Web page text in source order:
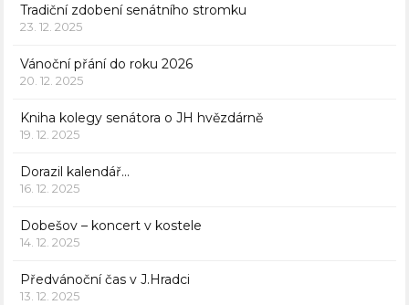
Tradiční zdobení senátního stromku
23. 12. 2025
Vánoční přání do roku 2026
20. 12. 2025
Kniha kolegy senátora o JH hvězdárně
19. 12. 2025
Dorazil kalendář…
16. 12. 2025
Dobešov – koncert v kostele
14. 12. 2025
Předvánoční čas v J.Hradci
13. 12. 2025